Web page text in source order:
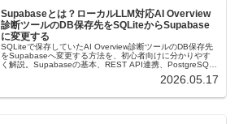
Supabaseとは？ローカルLLM対応AI Overview
診断ツールのDB保存先をSQLiteからSupabase
に変更する
SQLiteで保存していたAI Overview診断ツールのDB保存先
をSupabaseへ変更する方法を、初心者向けに分かりやす
く解説。Supabaseの基本、REST API連携、PostgreSQL
2026.05.17